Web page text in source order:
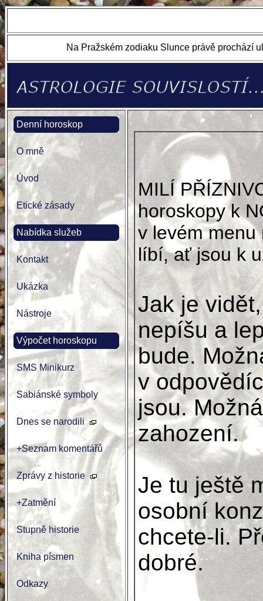
Na Pražském zodiaku Slunce právě prochází
Denní horoskop
O mně
Úvod
Etické zásady
Nabídka služeb
Kontakt
Ukázka
Nástroje
Výpočet horoskopu
SMS Minikurz
Sabiánské symboly
Dnes se narodili
+Seznam komentářů
Zprávy z historie
+Zatmění
Stupně historie
Kniha písmen
Odkazy
MILÍ
horoskopy k
v levém menu
líbí, ať jsou k
Jak je
nepíšu a
bude.
v
jsou.
zahození.
Je tu ještě
osobní
chcete-li.
dobré.